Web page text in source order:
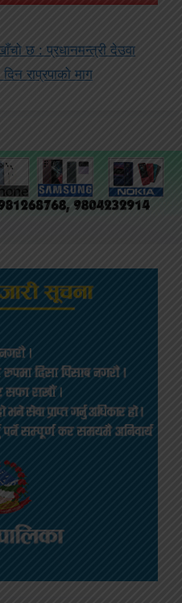
छ : प्रधानमन्त्री देउवा
राप्रपाको माग